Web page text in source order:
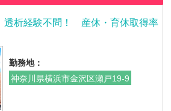
析経験不問！ 産休・育休取得率
勤務地：
神奈川県横浜市金沢区瀬戸19-9